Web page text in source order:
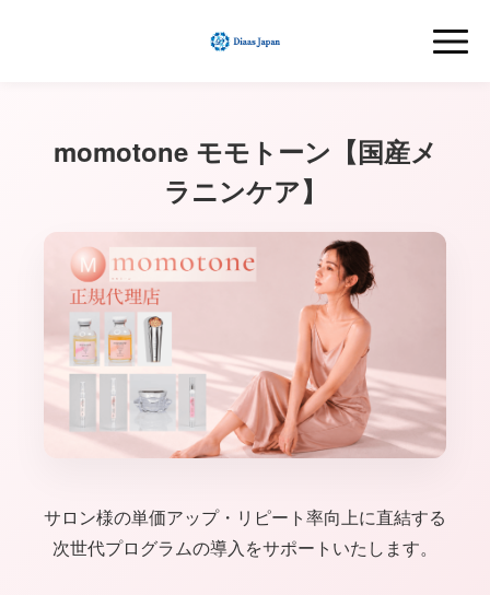
momotone モモトーン【国産メ
ラニンケア】
サロン様の単価アップ・リピート率向上に直結する
次世代プログラムの導入をサポートいたします。